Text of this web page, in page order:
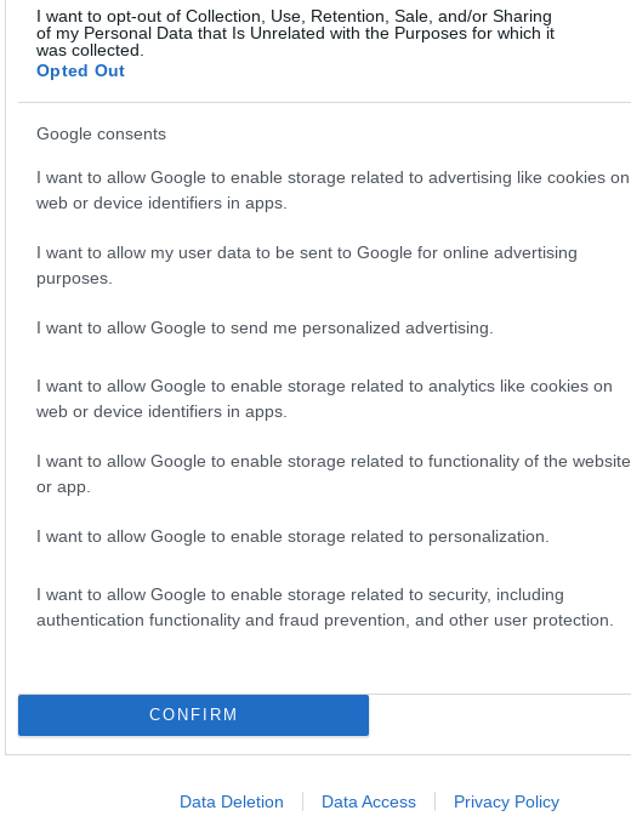
I want to opt-out of Collection, Use, Retention, Sale, and/or Sharing
of my Personal Data that Is Unrelated with the Purposes for which it
was collected.
Opted Out
Google consents
I want to allow Google to enable storage related to advertising like cookies on
web or device identifiers in apps.
I want to allow my user data to be sent to Google for online advertising
purposes.
I want to allow Google to send me personalized advertising.
I want to allow Google to enable storage related to analytics like cookies on
web or device identifiers in apps.
I want to allow Google to enable storage related to functionality of the website
or app.
I want to allow Google to enable storage related to personalization.
I want to allow Google to enable storage related to security, including
authentication functionality and fraud prevention, and other user protection.
CONFIRM
Data Deletion Data Access Privacy Policy
Aκολουθήστε μας
παντού…